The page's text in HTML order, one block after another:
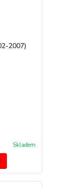
Skladem